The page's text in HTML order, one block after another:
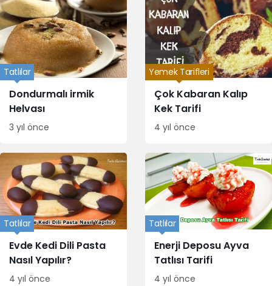
Dondurmalı irmik
Helvası
Tatlılar
3 yıl önce
Çok Kabaran Kalıp
Kek Tarifi
Yemek Tarifleri
4 yıl önce
Evde Kedi Dili Pasta
Nasıl Yapılır?
Tatlılar
4 yıl önce
Enerji Deposu Ayva
Tatlısı Tarifi
Tatlılar
4 yıl önce